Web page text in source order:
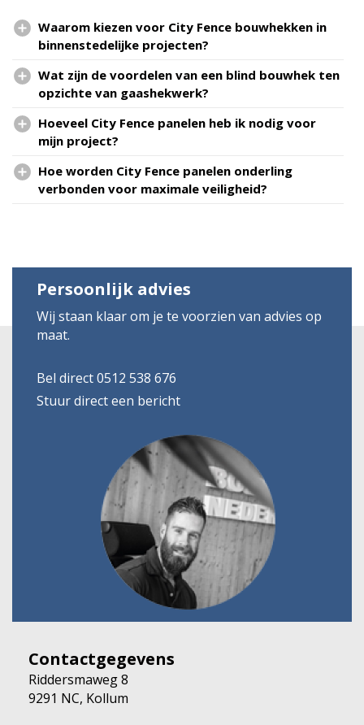
Waarom kiezen voor City Fence bouwhekken in
binnenstedelijke projecten?
Wat zijn de voordelen van een blind bouwhek ten
opzichte van gaashekwerk?
Hoeveel City Fence panelen heb ik nodig voor
mijn project?
Hoe worden City Fence panelen onderling
verbonden voor maximale veiligheid?
Persoonlijk advies
Wij staan klaar om je te voorzien van advies op
maat.
Bel direct 0512 538 676
Stuur direct een bericht
Contactgegevens
Riddersmaweg 8
9291 NC, Kollum